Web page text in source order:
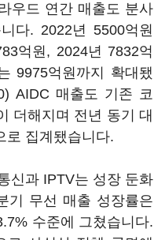
우드 연간 매출도 분사
다. 2022년 5500억원
억원, 2024년 7832억
9975억원까지 확대됐
AIDC 매출도 기존 코
더해지며 전년 동기 대
로 집계됐습니다.
신과 IPTV는 성장 둔화
기 무선 매출 성장률은
수준에 그쳤습니다.